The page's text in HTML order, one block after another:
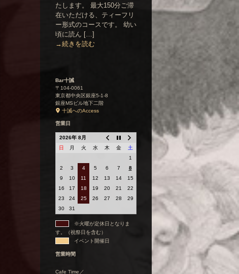
たします。 最大150分ご滞
在いただける、ティーフリ
ー形式のコースです。 幼い
頃に読ん […]
→続きを読む
Bar十誡
〒104-0061
東京都中央区銀座5-1-8
銀座MSビル地下二階
十誡へのAccess
営業日
2026年 8月
日
月 火 水 木 金
土
1
2
3 4 5 6 7
8
9
10 11 12 13 14
15
16
17 18 19 20 21
22
23
24 25 26 27 28
29
30
31
※火曜が定休日となりま
す。（祝祭日を含む）
イベント開催日
営業時間
Cafe Time／